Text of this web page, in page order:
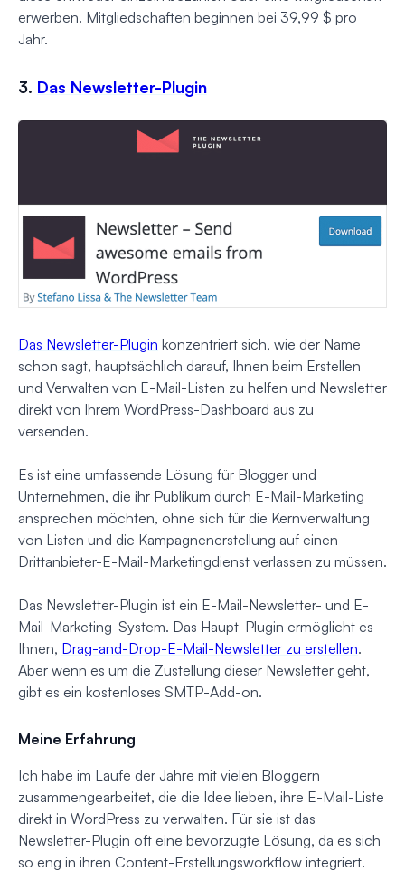
erwerben. Mitgliedschaften beginnen bei 39,99 $ pro
Jahr.
3. Das Newsletter-Plugin
Das Newsletter-Plugin konzentriert sich, wie der Name
schon sagt, hauptsächlich darauf, Ihnen beim Erstellen
und Verwalten von E-Mail-Listen zu helfen und Newsletter
direkt von Ihrem WordPress-Dashboard aus zu
versenden.
Es ist eine umfassende Lösung für Blogger und
Unternehmen, die ihr Publikum durch E-Mail-Marketing
ansprechen möchten, ohne sich für die Kernverwaltung
von Listen und die Kampagnenerstellung auf einen
Drittanbieter-E-Mail-Marketingdienst verlassen zu müssen.
Das Newsletter-Plugin ist ein E-Mail-Newsletter- und E-
Mail-Marketing-System. Das Haupt-Plugin ermöglicht es
Ihnen, Drag-and-Drop-E-Mail-Newsletter zu erstellen.
Aber wenn es um die Zustellung dieser Newsletter geht,
gibt es ein kostenloses SMTP-Add-on.
Meine Erfahrung
Ich habe im Laufe der Jahre mit vielen Bloggern
zusammengearbeitet, die die Idee lieben, ihre E-Mail-Liste
direkt in WordPress zu verwalten. Für sie ist das
Newsletter-Plugin oft eine bevorzugte Lösung, da es sich
so eng in ihren Content-Erstellungsworkflow integriert.